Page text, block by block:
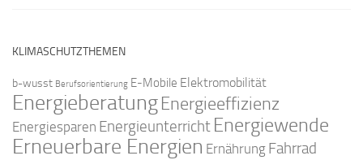
KLIMASCHUTZTHEMEN
b-wusst Berufsorientierung E-Mobile Elektromobilität
EnergieberatungEnergieeffizienz
Energiesparen Energieunterricht Energiewende
Erneuerbare Energien Ernährung Fahrrad